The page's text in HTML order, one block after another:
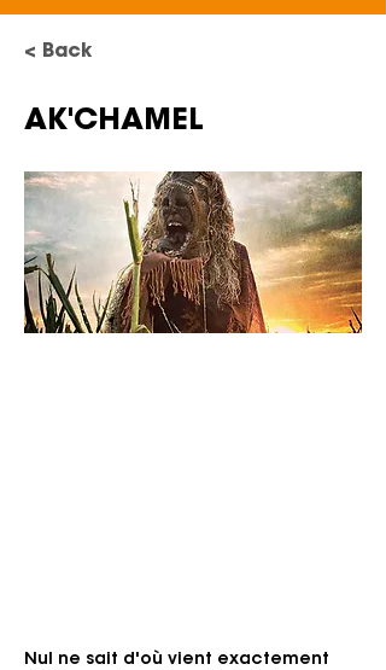
< Back
AK'CHAMEL
Nul ne sait d'où vient exactement